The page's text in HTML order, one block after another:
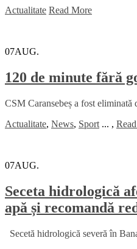
Actualitate Read More
07AUG.
120 de minute fără
CSM Caransebeș a fost
Actualitate, News, Sport ... ,
07AUG.
Seceta hidrologică
apă și recomandă
Secetă hidrologică severă în